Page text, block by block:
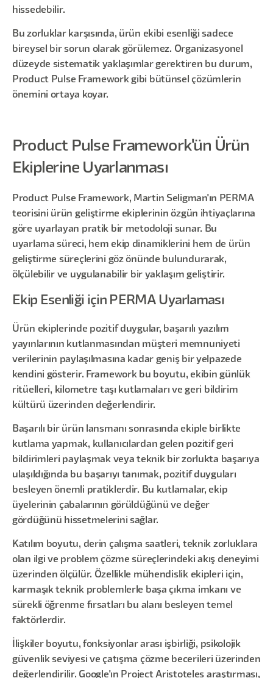
hissedebilir.
Bu zorluklar karşısında, ürün ekibi esenliği sadece
bireysel bir sorun olarak görülemez. Organizasyonel
düzeyde sistematik yaklaşımlar gerektiren bu durum,
Product Pulse Framework gibi bütünsel çözümlerin
önemini ortaya koyar.
Product Pulse Framework'ün Ürün
Ekiplerine Uyarlanması
Product Pulse Framework, Martin Seligman'ın PERMA
teorisini ürün geliştirme ekiplerinin özgün ihtiyaçlarına
göre uyarlayan pratik bir metodoloji sunar. Bu
uyarlama süreci, hem ekip dinamiklerini hem de ürün
geliştirme süreçlerini göz önünde bulundurarak,
ölçülebilir ve uygulanabilir bir yaklaşım geliştirir.
Ekip Esenliği için PERMA Uyarlaması
Ürün ekiplerinde pozitif duygular, başarılı yazılım
yayınlarının kutlanmasından müşteri memnuniyeti
verilerinin paylaşılmasına kadar geniş bir yelpazede
kendini gösterir. Framework bu boyutu, ekibin günlük
ritüelleri, kilometre taşı kutlamaları ve geri bildirim
kültürü üzerinden değerlendirir.
Başarılı bir ürün lansmanı sonrasında ekiple birlikte
kutlama yapmak, kullanıcılardan gelen pozitif geri
bildirimleri paylaşmak veya teknik bir zorlukta başarıya
ulaşıldığında bu başarıyı tanımak, pozitif duyguları
besleyen önemli pratiklerdir. Bu kutlamalar, ekip
üyelerinin çabalarının görüldüğünü ve değer
gördüğünü hissetmelerini sağlar.
Katılım boyutu, derin çalışma saatleri, teknik zorluklara
olan ilgi ve problem çözme süreçlerindeki akış deneyimi
üzerinden ölçülür. Özellikle mühendislik ekipleri için,
karmaşık teknik problemlerle başa çıkma imkanı ve
sürekli öğrenme fırsatları bu alanı besleyen temel
faktörlerdir.
İlişkiler boyutu, fonksiyonlar arası işbirliği, psikolojik
güvenlik seviyesi ve çatışma çözme becerileri üzerinden
değerlendirilir. Google'ın Project Aristoteles araştırması,